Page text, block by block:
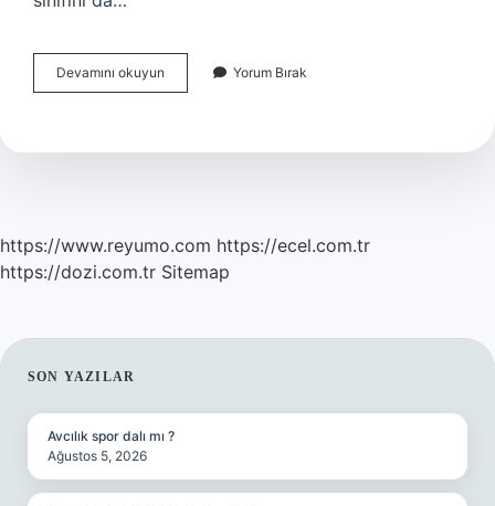
Devamını okuyun Peykelerin
Ne
Yorum Bırak
https://www.reyumo.com https://ecel.com.tr
https://dozi.com.tr Sitemap
SIDEBAR
SON YAZILAR
Avcılık spor dalı mı ?
Ağustos 5, 2026